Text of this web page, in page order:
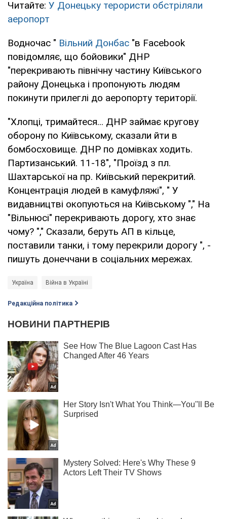
Читайте: У Донецьку терористи обстріляли
аеропорт
Водночас " Вільний Донбас "в Facebook
повідомляє, що бойовики" ДНР
"перекривають північну частину Київського
району Донецька і пропонують людям
покинути прилеглі до аеропорту території.
"Хлопці, тримайтеся... ДНР займає кругову
оборону по Київському, сказали йти в
бомбосховище. ДНР по домівках ходить.
Партизанський. 11-18", "Проїзд з пл.
Шахтарської на пр. Київський перекритий.
Концентрація людей в камуфляжі", " У
видавництві окопуються на Київському "," На
"Вільнюсі" перекривають дорогу, хто знає
чому? "," Сказали, беруть АП в кільце,
поставили танки, і тому перекрили дорогу ", -
пишуть донеччани в соціальних мережах.
Україна Війна в Україні
Редакційна політика